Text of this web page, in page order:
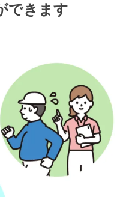
できます